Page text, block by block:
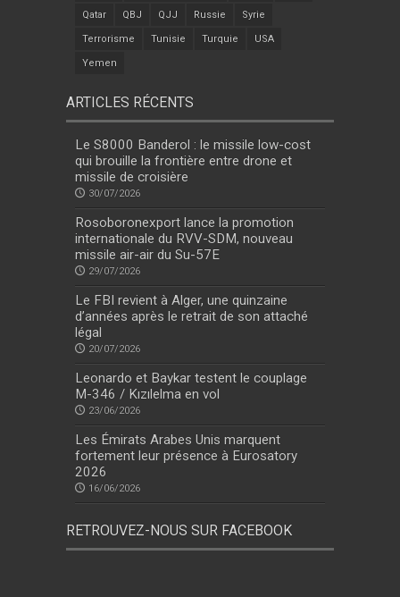
Qatar QBJ QJJ Russie Syrie
Terrorisme Tunisie Turquie USA
Yemen
ARTICLES RÉCENTS
Le S8000 Banderol : le missile low-cost
qui brouille la frontière entre drone et
missile de croisière
30/07/2026
Rosoboronexport lance la promotion
internationale du RVV-SDM, nouveau
missile air-air du Su-57E
29/07/2026
Le FBI revient à Alger, une quinzaine
d’années après le retrait de son attaché
légal
20/07/2026
Leonardo et Baykar testent le couplage
M-346 / Kızılelma en vol
23/06/2026
Les Émirats Arabes Unis marquent
fortement leur présence à Eurosatory
2026
16/06/2026
RETROUVEZ-NOUS SUR FACEBOOK